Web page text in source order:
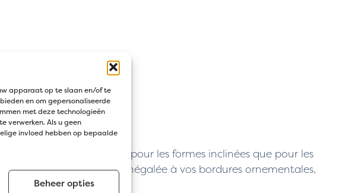
apparaat op te slaan en/of te
en om gepersonaliseerde
met deze technologieën
verwerken. Als u geen
invloed hebben op bepaalde
Beheer opties
faciles à installer, tant pour les formes inclinées que pour les
confèrent une finition inégalée à vos bordures ornementales,